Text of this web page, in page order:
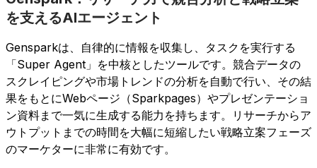
を支えるAIエージェント
Gensparkは、自律的に情報を収集し、タスクを実行する
「Super Agent」を中核としたツールです。競合データの
スクレイピングや市場トレンドの分析を自動で行い、その結
果をもとにWebページ（Sparkpages）やプレゼンテーショ
ン資料まで一気に生成する能力を持ちます。リサーチからア
ウトプットまでの時間を大幅に短縮したい戦略立案フェーズ
のマーケターに非常に有効です。